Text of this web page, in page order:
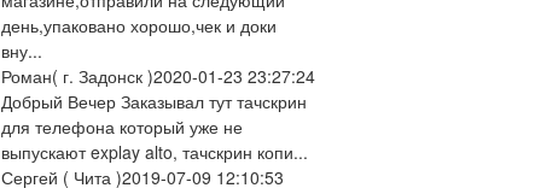
день,упаковано хорошо,чек и доки
вну...
Роман( г. Задонск )2020-01-23 23:27:24
Добрый Вечер Заказывал тут тачскрин
для телефона который уже не
выпускают explay alto, тачскрин копи...
Сергей ( Чита )2019-07-09 12:10:53